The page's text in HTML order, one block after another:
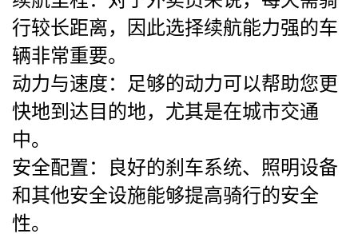
行较长距离，因此选择续航能力强的车
辆非常重要。
动力与速度：足够的动力可以帮助您更
快地到达目的地，尤其是在城市交通
中。
安全配置：良好的刹车系统、照明设备
和其他安全设施能够提高骑行的安全
性。